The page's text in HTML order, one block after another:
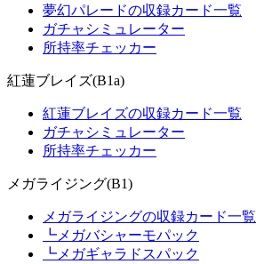
夢幻パレードの収録カード一覧
ガチャシミュレーター
所持率チェッカー
紅蓮ブレイズ(B1a)
紅蓮ブレイズの収録カード一覧
ガチャシミュレーター
所持率チェッカー
メガライジング(B1)
メガライジングの収録カード一覧
┗メガバシャーモパック
┗メガギャラドスパック